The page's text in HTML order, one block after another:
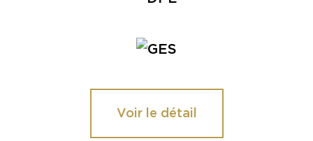
Voir le détail